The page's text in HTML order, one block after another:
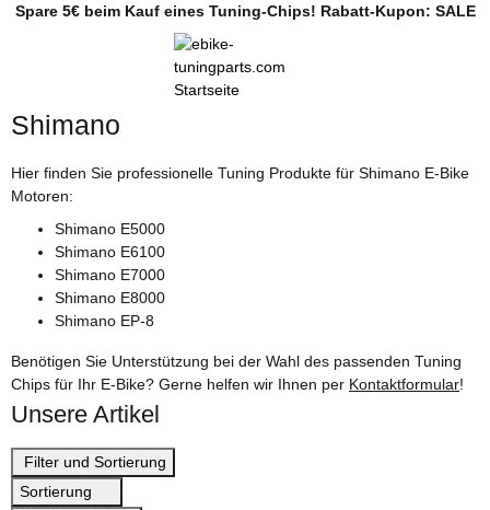
Spare 5€ beim Kauf eines Tuning-Chips! Rabatt-Kupon: SALE
Shimano
Hier finden Sie professionelle Tuning Produkte für Shimano E-Bike
Motoren:
Shimano E5000
Shimano E6100
Shimano E7000
Shimano E8000
Shimano EP-8
Benötigen Sie Unterstützung bei der Wahl des passenden Tuning
Chips für Ihr E-Bike? Gerne helfen wir Ihnen per Kontaktformular!
Unsere Artikel
Filter und Sortierung
Sortierung